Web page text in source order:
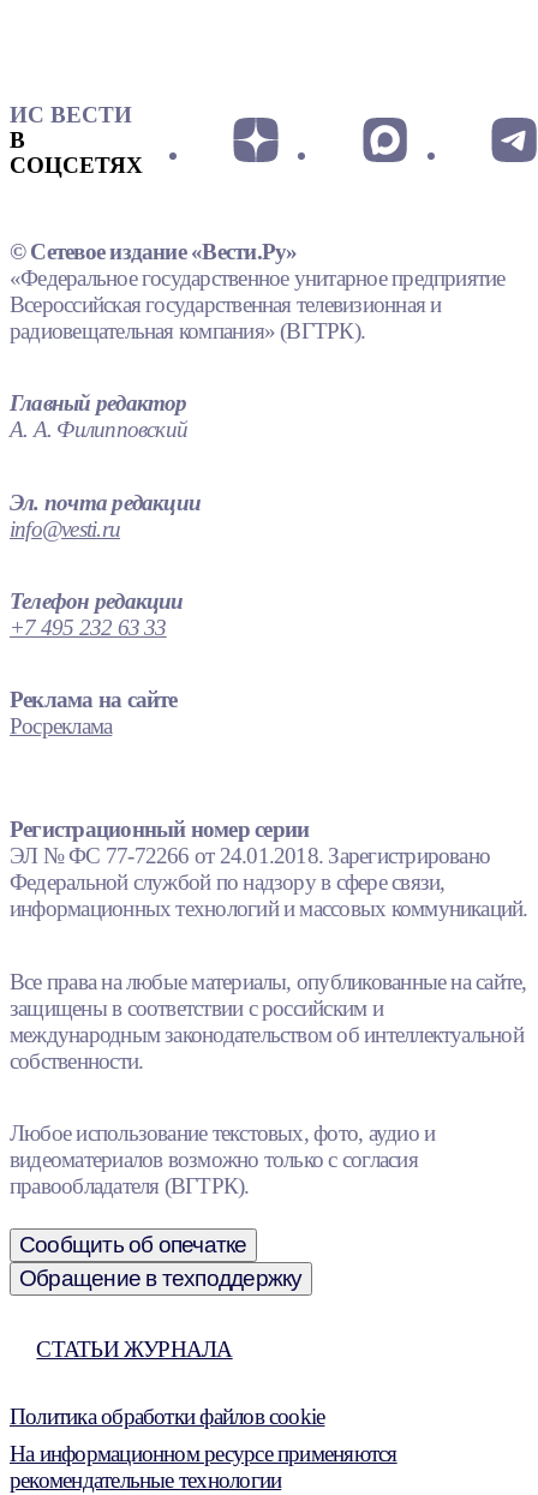
ИС ВЕСТИ
В
СОЦСЕТЯХ
© Сетевое издание «Вести.Ру»
«Федеральное государственное унитарное предприятие
Всероссийская государственная телевизионная и
радиовещательная компания» (ВГТРК).
Главный редактор
А. А. Филипповский
Эл. почта редакции
info@vesti.ru
Телефон редакции
+7 495 232 63 33
Реклама на сайте
Росреклама
Регистрационный номер серии
ЭЛ № ФС 77-72266 от 24.01.2018. Зарегистрировано
Федеральной службой по надзору в сфере связи,
информационных технологий и массовых коммуникаций.
Все права на любые материалы, опубликованные на сайте,
защищены в соответствии с российским и
международным законодательством об интеллектуальной
собственности.
Любое использование текстовых, фото, аудио и
видеоматериалов возможно только с согласия
правообладателя (ВГТРК).
Сообщить об опечатке
Обращение в техподдержку
СТАТЬИ ЖУРНАЛА
Политика обработки файлов cookie
На информационном ресурсе применяются
рекомендательные технологии